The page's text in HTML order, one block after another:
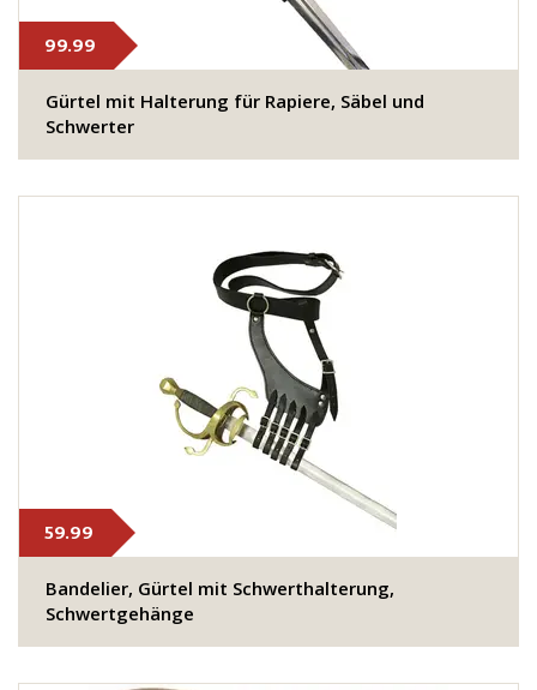
99.99
Gürtel mit Halterung für Rapiere, Säbel und
Schwerter
59.99
​Bandelier, Gürtel mit Schwerthalterung,
Schwertgehänge